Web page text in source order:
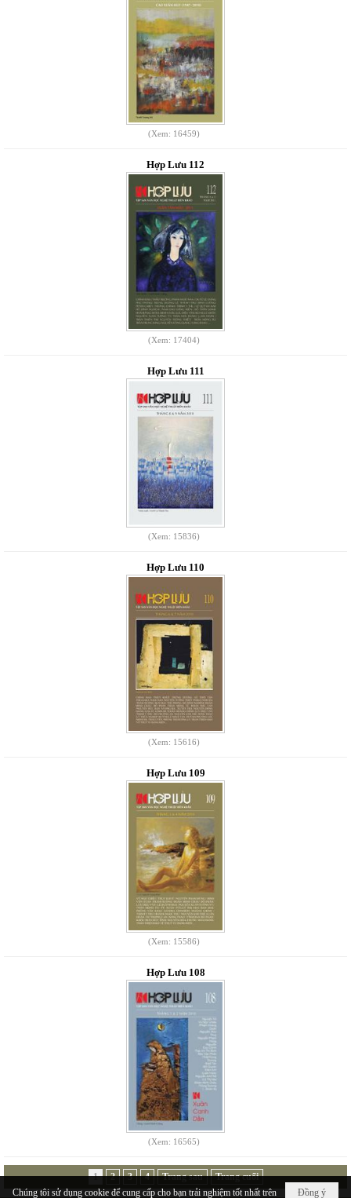
(Xem: 16459)
Hợp Lưu 112
(Xem: 17404)
Hợp Lưu 111
(Xem: 15836)
Hợp Lưu 110
(Xem: 15616)
Hợp Lưu 109
(Xem: 15586)
Hợp Lưu 108
(Xem: 16565)
1 2 3 4 Trang sau
Trang cuối
Đồng ý
Chúng tôi sử dụng cookie để cung cấp cho bạn trải nghiệm tốt nhất trên